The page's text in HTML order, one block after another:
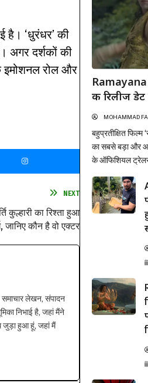
है। ‘धुरंधर’ की
अगर दर्शकों की
इमोशनल रोल और
NEXT
कुल्हारी का रिश्ता हुआ
जानिए कौन है वो एक्टर
समाचार लेखन, संपादन
निभाई है, जहां मैंने
जुड़ा हुआ हूं, जहां मैं
Ramayana
की रिलीज
MOHAMMAD
बहुप्रतीक्षित
का सबसे बड़ा और
के ऑफिशियल ट्रेलर
डिस्ट्रीब्यूशन जायंट
महाकाव्य 6 नवंबर...